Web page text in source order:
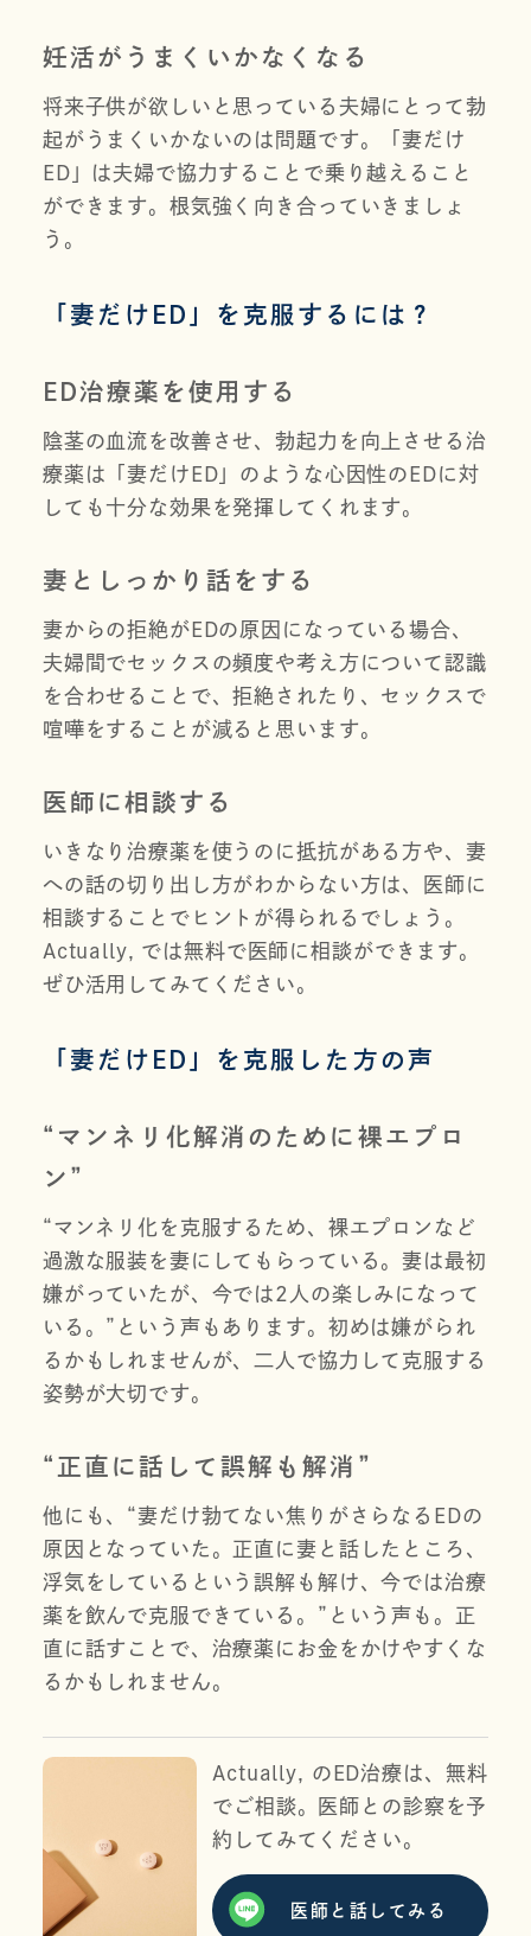
妊活がうまくいかなくなる
将来子供が欲しいと思っている夫婦にとって勃
起がうまくいかないのは問題です。「妻だけ
ED」は夫婦で協力することで乗り越えること
ができます。根気強く向き合っていきましょ
う。
「妻だけED」を克服するには？
ED治療薬を使用する
陰茎の血流を改善させ、勃起力を向上させる治
療薬は「妻だけED」のような心因性のEDに対
しても十分な効果を発揮してくれます。
妻としっかり話をする
妻からの拒絶がEDの原因になっている場合、
夫婦間でセックスの頻度や考え方について認識
を合わせることで、拒絶されたり、セックスで
喧嘩をすることが減ると思います。
医師に相談する
いきなり治療薬を使うのに抵抗がある方や、妻
への話の切り出し方がわからない方は、医師に
相談することでヒントが得られるでしょう。
Actually, では無料で医師に相談ができます。
ぜひ活用してみてください。
「妻だけED」を克服した方の声
“マンネリ化解消のために裸エプロ
ン”
“マンネリ化を克服するため、裸エプロンなど
過激な服装を妻にしてもらっている。妻は最初
嫌がっていたが、今では2人の楽しみになって
いる。”という声もあります。初めは嫌がられ
るかもしれませんが、二人で協力して克服する
姿勢が大切です。
“正直に話して誤解も解消”
他にも、“妻だけ勃てない焦りがさらなるEDの
原因となっていた。正直に妻と話したところ、
浮気をしているという誤解も解け、今では治療
薬を飲んで克服できている。”という声も。正
直に話すことで、治療薬にお金をかけやすくな
るかもしれません。
Actually, のED治療は、無料
でご相談。医師との診察を予
約してみてください。
医師と話してみる